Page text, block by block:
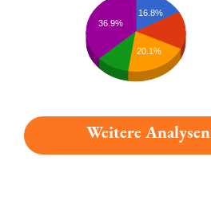
16.8%
36.9%
20.1%
Weitere